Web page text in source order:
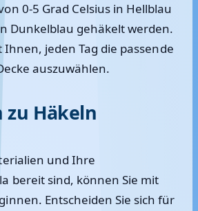
0-5 Grad Celsius in Hellblau
Dunkelblau gehäkelt werden.
Ihnen, jeden Tag die passende
auszuwählen.
zu Häkeln
und Ihre
bereit sind, können Sie mit
Entscheiden Sie sich für